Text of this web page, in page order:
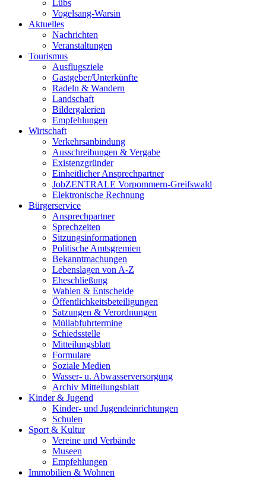
Lübs
Vogelsang-Warsin
Aktuelles
Nachrichten
Veranstaltungen
Tourismus
Ausflugsziele
Gastgeber/Unterkünfte
Radeln & Wandern
Landschaft
Bildergalerien
Empfehlungen
Wirtschaft
Verkehrsanbindung
Ausschreibungen & Vergabe
Existenzgründer
Einheitlicher Ansprechpartner
JobZENTRALE Vorpommern-Greifswald
Elektronische Rechnung
Bürgerservice
Ansprechpartner
Sprechzeiten
Sitzungsinformationen
Politische Amtsgremien
Bekanntmachungen
Lebenslagen von A-Z
Eheschließung
Wahlen & Entscheide
Öffentlichkeitsbeteiligungen
Satzungen & Verordnungen
Müllabfuhrtermine
Schiedsstelle
Mitteilungsblatt
Formulare
Soziale Medien
Wasser- u. Abwasserversorgung
Archiv Mitteilungsblatt
Kinder & Jugend
Kinder- und Jugendeinrichtungen
Schulen
Sport & Kultur
Vereine und Verbände
Museen
Empfehlungen
Immobilien & Wohnen